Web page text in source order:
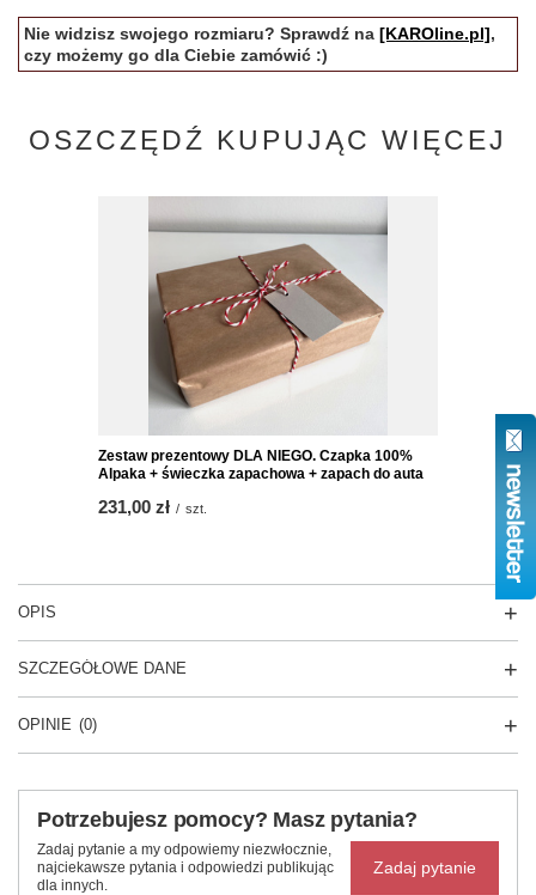
Nie widzisz swojego rozmiaru? Sprawdź na [KAROline.pl],
czy możemy go dla Ciebie zamówić :)
OSZCZĘDŹ KUPUJĄC WIĘCEJ
Zestaw prezentowy DLA NIEGO. Czapka 100%
Alpaka + świeczka zapachowa + zapach do auta
231,00 zł / szt.
OPIS
SZCZEGÓŁOWE DANE
OPINIE (0)
Potrzebujesz pomocy? Masz pytania?
Zadaj pytanie a my odpowiemy niezwłocznie,
najciekawsze pytania i odpowiedzi publikując
dla innych.
Zadaj pytanie